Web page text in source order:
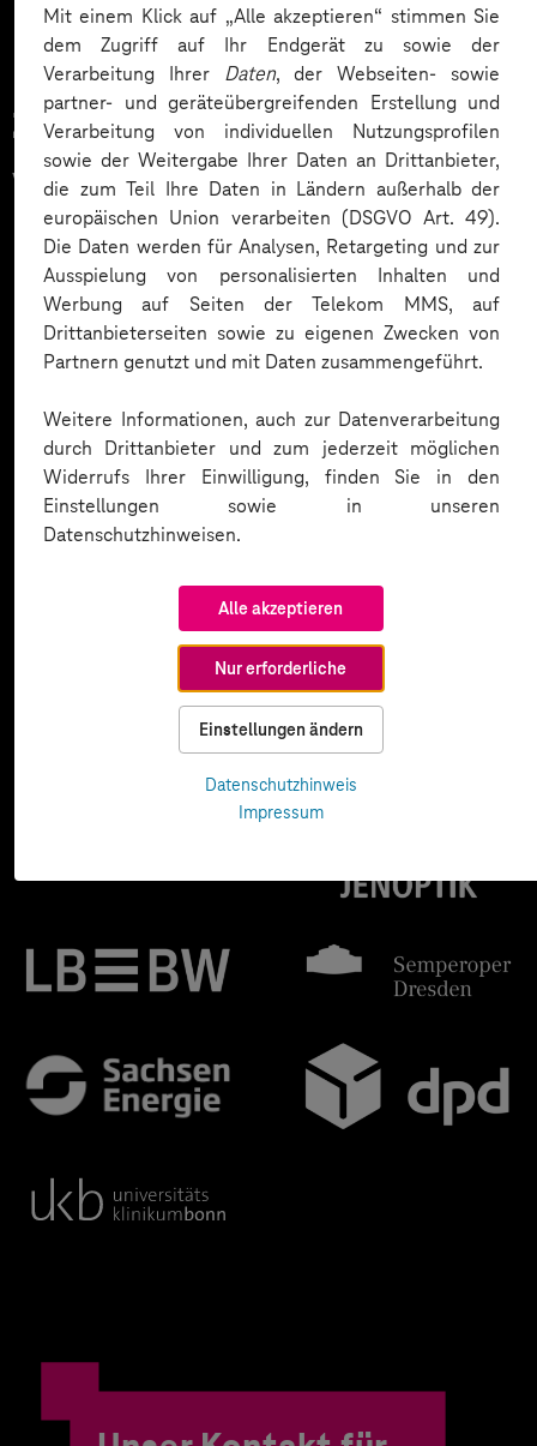
Mit einem Klick auf „Alle akzeptieren“ stimmen Sie
dem Zugriff auf Ihr Endgerät zu sowie der
Verarbeitung Ihrer Daten, der Webseiten- sowie
partner- und geräteübergreifenden Erstellung und
Verarbeitung von individuellen Nutzungsprofilen
sowie der Weitergabe Ihrer Daten an Drittanbieter,
die zum Teil Ihre Daten in Ländern außerhalb der
europäischen Union verarbeiten (DSGVO Art. 49).
Die Daten werden für Analysen, Retargeting und zur
Ausspielung von personalisierten Inhalten und
Werbung auf Seiten der Telekom MMS, auf
Drittanbieterseiten sowie zu eigenen Zwecken von
Partnern genutzt und mit Daten zusammengeführt.
Weitere Informationen, auch zur Datenverarbeitung
durch Drittanbieter und zum jederzeit möglichen
Widerrufs Ihrer Einwilligung, finden Sie in den
Einstellungen sowie in unseren
Datenschutzhinweisen.
Alle akzeptieren
Nur erforderliche
Einstellungen ändern
Datenschutzhinweis
Impressum
Zahlreiche Unternehmen
vertrauen auf unsere
Expertise. Hier eine Auswahl: